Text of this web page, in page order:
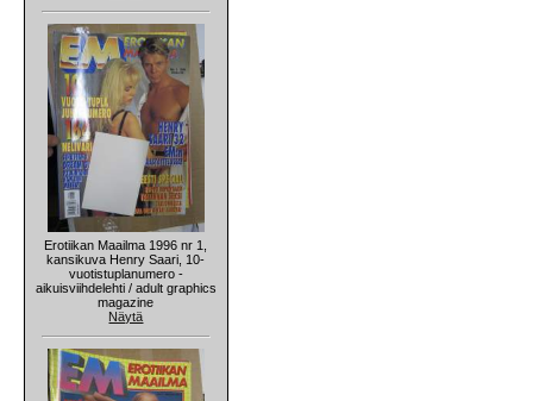
Erotiikan Maailma 1996 nr 1,
kansikuva Henry Saari, 10-
vuotistuplanumero -
aikuisviihdelehti / adult graphics
magazine
Näytä